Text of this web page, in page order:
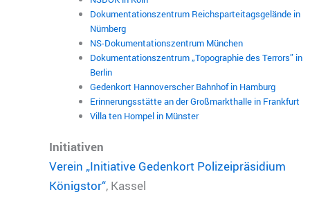
Dokumentationszentrum Reichsparteitagsgelände in
Nürnberg
NS-Dokumentationszentrum München
Dokumentationszentrum „Topographie des Terrors” in
Berlin
Gedenkort Hannoverscher Bahnhof in Hamburg
Erinnerungsstätte an der Großmarkthalle in Frankfurt
Villa ten Hompel in Münster
Initiativen
Verein „Initiative Gedenkort Polizeipräsidium
Königstor“, Kassel